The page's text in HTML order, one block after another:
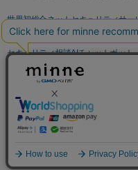
世界初総合ネットセキュリティサー
パスワード漏洩診断
Webサイト
セキュリティ相談AIチャットボット
実在証明・盗聴対策
サイバー攻撃対策（GMO Flatt
セキュリティ事業の軌跡